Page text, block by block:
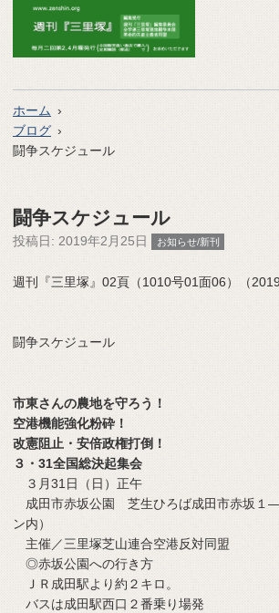
ホーム
ブログ
闘争スケジュール
闘争スケジュール
投稿日: 2019年2月25日 お知らせ/新刊
週刊『三里塚』02頁（1010号01面06）（
闘争スケジュール
市東さんの農地を守ろう！
空港機能強化粉砕！
改憲阻止・安倍政権打倒！
３・31全国総決起集会
３月31日（日）正午
成田市赤坂公園 芝生ひろば成田市赤坂１―
ン内）
主催／三里塚芝山連合空港反対同盟
◎赤坂公園への行き方
ＪＲ成田駅より約２キロ。
バスは成田駅西口２番乗り場発